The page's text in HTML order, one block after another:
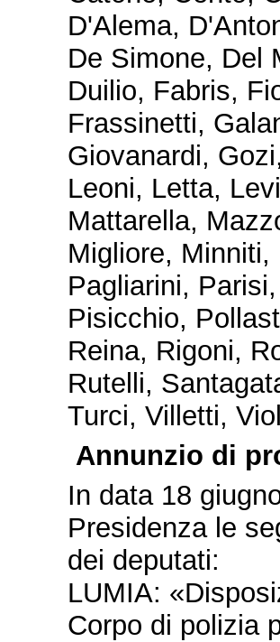
D'Alema,
De Simone, Del
Duilio, Fabris,
Frassinetti,
Giovanardi,
Leoni, Letta,
Mattarella,
Migliore,
Pagliarini,
Pisicchio,
Reina, Rigoni,
Rutelli,
Turci, Villetti,
Annunzio di
In data 18
Presidenza le
dei deputati:
LUMIA:
Corpo di polizia